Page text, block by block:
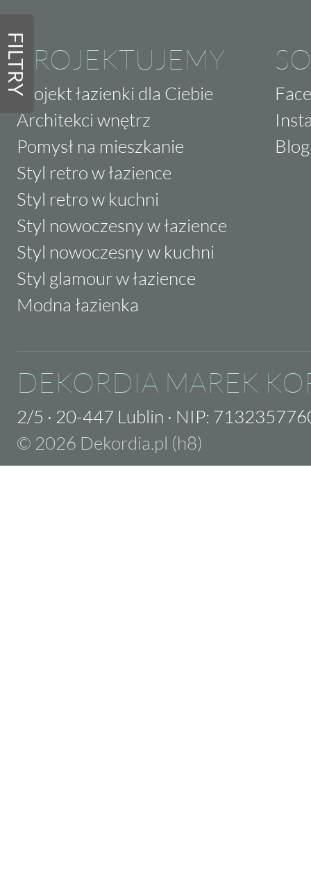
FILTRYPROJEKTUJEMY
Projekt łazienki dla Ciebie
Architekci wnętrz
Pomysł na mieszkanie
Styl retro w łazience
Styl retro w kuchni
Styl nowoczesny w łazience
Styl nowoczesny w kuchni
Styl glamour w łazience
Modna łazienka
Blog
DEKORDIA MAREK
2/5 · 20-447 Lublin · NIP:
© 2026 Dekordia.pl (h8)